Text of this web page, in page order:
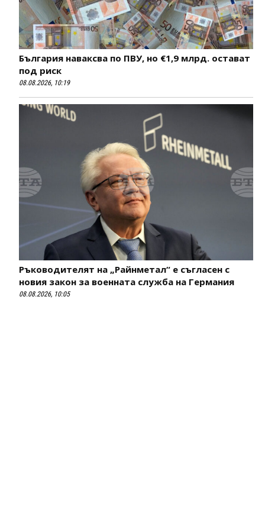
България наваксва по ПВУ, но €1,9 млрд. остават
под риск
08.08.2026, 10:19
Ръководителят на „Райнметал“ е съгласен с
новия закон за военната служба на Германия
08.08.2026, 10:05